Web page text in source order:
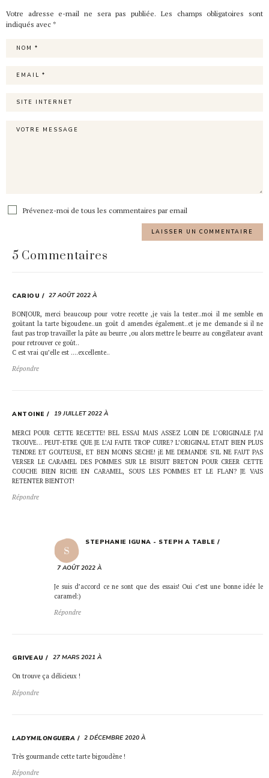
Votre adresse e-mail ne sera pas publiée. Les champs obligatoires sont
indiqués avec *
Prévenez-moi de tous les commentaires par email
5 Commentaires
CARIOU 27 AOÛT 2022 À
BONJOUR, merci beaucoup pour votre recette ,je vais la tester..moi il me semble en
goûtant la tarte bigoudene..un goût d amendes également..et je me demande si il ne
faut pas trop travailler la pâte au beurre ,ou alors mettre le beurre au congélateur avant
pour retrouver ce goût..
C est vrai qu’elle est ….excellente..
Répondre
ANTOINE 19 JUILLET 2022 À
MERCI POUR CETTE RECETTE! BEL ESSAI MAIS ASSEZ LOIN DE L’ORIGINALE J’AI
TROUVE… PEUT-ETRE QUE JE L’AI FAITE TROP CUIRE? L’ORIGINAL ETAIT BIEN PLUS
TENDRE ET GOUTEUSE, ET BEN MOINS SECHE! jE ME DEMANDE S’IL NE FAUT PAS
VERSER LE CARAMEL DES POMMES SUR LE BISUIT BRETON POUR CREER CETTE
COUCHE BIEN RICHE EN CARAMEL, SOUS LES POMMES ET LE FLAN? JE VAIS
RETENTER BIENTOT!
Répondre
STEPHANIE IGUNA - STEPH A TABLE
7 AOÛT 2022 À
Je suis d’accord ce ne sont que des essais! Oui c’est une bonne idée le
caramel:)
Répondre
GRIVEAU 27 MARS 2021 À
On trouve ça délicieux !
Répondre
LADYMILONGUERA 2 DÉCEMBRE 2020 À
Très gourmande cette tarte bigoudène !
Répondre